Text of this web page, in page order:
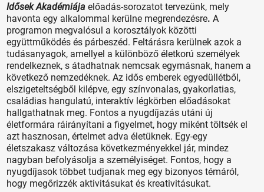
Idősek Akadémiája előadás-sorozatot tervezünk, mely
havonta egy alkalommal kerülne megrendezésre. A
programon megvalósul a korosztályok közötti
együttműködés és párbeszéd. Feltárásra kerülnek azok a
tudásanyagok, amellyel a különböző életkorú személyek
rendelkeznek, s átadhatnak nemcsak egymásnak, hanem a
következő nemzedéknek. Az idős emberek egyedüllétből,
elszigeteltségből kilépve, egy színvonalas, gyakorlatias,
családias hangulatú, interaktív légkörben előadásokat
hallgathatnak meg. Fontos a nyugdíjazás utáni új
életformára ráirányítani a figyelmet, hogy miként töltsék el
azt hasznosan, értelmet adva életüknek. Egy-egy
életszakasz változása következményekkel jár, mindez
nagyban befolyásolja a személyiséget. Fontos, hogy a
nyugdíjasok többet tudjanak meg egy bizonyos témáról,
hogy megőrizzék aktivitásukat és kreativitásukat.